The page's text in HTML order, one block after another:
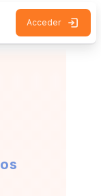
Acceder